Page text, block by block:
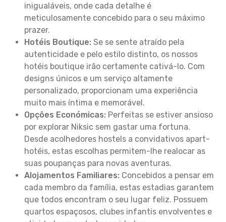
inigualáveis, onde cada detalhe é
meticulosamente concebido para o seu máximo
prazer.
Hotéis Boutique: Se se sente atraído pela
autenticidade e pelo estilo distinto, os nossos
hotéis boutique irão certamente cativá-lo. Com
designs únicos e um serviço altamente
personalizado, proporcionam uma experiência
muito mais íntima e memorável.
Opções Económicas: Perfeitas se estiver ansioso
por explorar Niksic sem gastar uma fortuna.
Desde acolhedores hostels a convidativos apart-
hotéis, estas escolhas permitem-lhe realocar as
suas poupanças para novas aventuras.
Alojamentos Familiares: Concebidos a pensar em
cada membro da família, estas estadias garantem
que todos encontram o seu lugar feliz. Possuem
quartos espaçosos, clubes infantis envolventes e